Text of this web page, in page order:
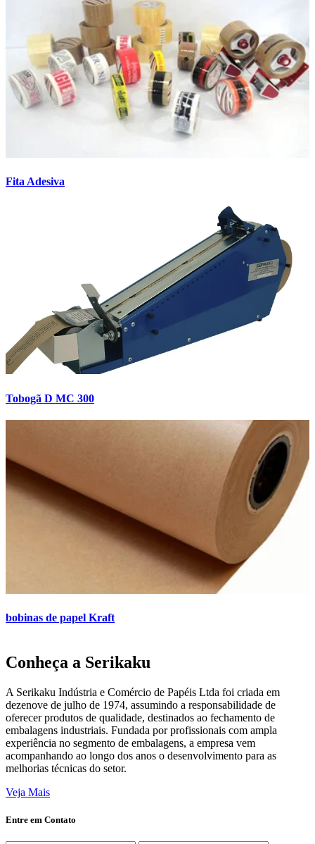
Fita Adesiva
Tobogã D MC 300
bobinas de papel Kraft
Conheça a Serikaku
A Serikaku Indústria e Comércio de Papéis Ltda foi criada em
dezenove de julho de 1974, assumindo a responsabilidade de
oferecer produtos de qualidade, destinados ao fechamento de
embalagens industriais. Fundada por profissionais com ampla
experiência no segmento de embalagens, a empresa vem
acompanhando ao longo dos anos o desenvolvimento para as
melhorias técnicas do setor.
Veja Mais
Entre em Contato